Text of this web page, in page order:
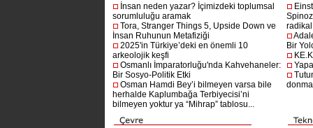
İnsan neden yazar? İçimizdeki toplumsal
sorumluluğu aramak
Tora, Stranger Things 5, Upside Down ve
İnsan Ruhunun Metafiziği
2025'in Türkiye’deki en önemli 10
arkeolojik keşfi
Osmanlı İmparatorluğu'nda Kahvehaneler:
Bir Sosyo-Politik Etki
Osman Hamdi Bey’i bilmeyen varsa bile
herhalde Kaplumbağa Terbiyecisi’ni
bilmeyen yoktur ya “Mihrap” tablosu...
Bir